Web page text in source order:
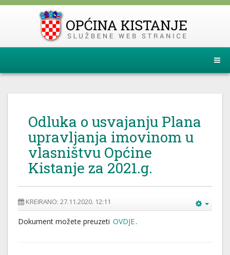
Odluka o usvajanju Plana
upravljanja imovinom u
vlasništvu Općine
Kistanje za 2021.g.
KREIRANO: 27.11.2020. 12:11
Dokument možete preuzeti OVDJE.